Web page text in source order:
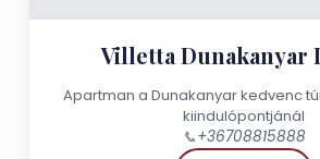
Villetta Dunakanyar
Apartman a Dunakanyar kedvenc
kiindulópontjánál
📞+36708815888